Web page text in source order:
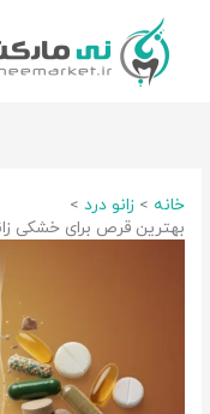
خانه
زانو درد
بهترین قرص برای خشکی